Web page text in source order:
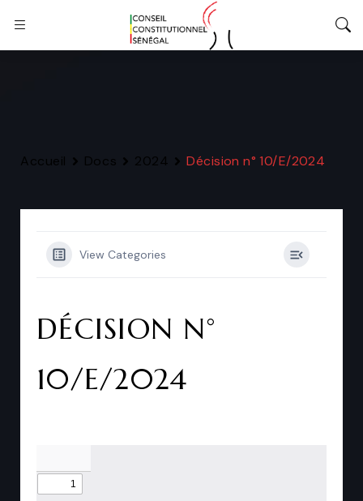
Accueil Docs 2024 Décision n° 10/E/2024
View Categories
DÉCISION N°
10/E/2024